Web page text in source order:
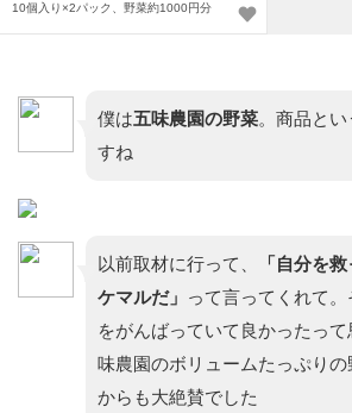
10個入り×2パック、野菜約1000円分
僕は五味農園の野菜。商品とい
すね
以前取材に行って、
「自分を
ケマルだ」 って言ってくれて
をがんばっていて良かったっ
味農園のボリュームたっぷり
からも大絶賛でした